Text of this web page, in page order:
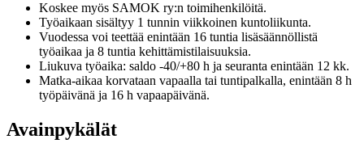
Koskee myös SAMOK ry:n toimihenkilöitä.
Työaikaan sisältyy 1 tunnin viikkoinen kuntoliikunta.
Vuodessa voi teettää enintään 16 tuntia lisäsäännöllistä
työaikaa ja 8 tuntia kehittämistilaisuuksia.
Liukuva työaika: saldo -40/+80 h ja seuranta enintään 12 kk.
Matka-aikaa korvataan vapaalla tai tuntipalkalla, enintään 8 h
työpäivänä ja 16 h vapaapäivänä.
Avainpykälät